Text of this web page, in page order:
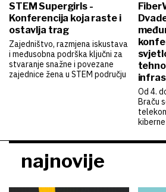
STEM Supergirls -
Konferencija koja raste i
ostavlja trag
Zajedništvo, razmjena iskustava
i međusobna podrška ključni za
stvaranje snažne i povezane
zajednice žena u STEM području
Od 4.
Braču
najnovije